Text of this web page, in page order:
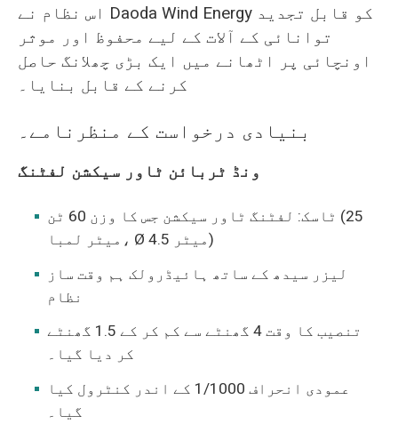
اس نظام نے Daoda Wind Energy کو قابل تجدید
توانائی کے آلات کے لیے محفوظ اور موثر
اونچائی پر اٹھانے میں ایک بڑی چھلانگ حاصل
کرنے کے قابل بنایا۔
بنیادی درخواست کے منظرنامے۔
ونڈ ٹربائن ٹاور سیکشن لفٹنگ
ٹاسک: لفٹنگ ٹاور سیکشن جس کا وزن 60 ٹن (25
میٹر لمبا، Ø 4.5 میٹر)
لیزر سیدھ کے ساتھ ہائیڈرولک ہم وقت ساز
نظام
تنصیب کا وقت 4 گھنٹے سے کم کر کے 1.5 گھنٹے
کر دیا گیا۔
عمودی انحراف 1/1000 کے اندر کنٹرول کیا
گیا۔